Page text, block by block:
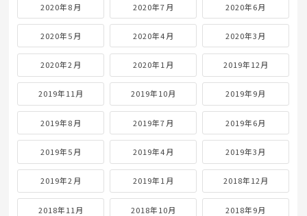
2020年8月 2020年7月 2020年6月
2020年5月 2020年4月 2020年3月
2020年2月 2020年1月 2019年12月
2019年11月 2019年10月 2019年9月
2019年8月 2019年7月 2019年6月
2019年5月 2019年4月 2019年3月
2019年2月 2019年1月 2018年12月
2018年11月 2018年10月 2018年9月